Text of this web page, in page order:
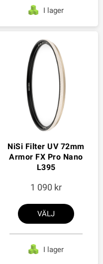
I lager
NiSi Filter UV 72mm
Armor FX Pro Nano
L395
1 090
VÄLJ
I lager